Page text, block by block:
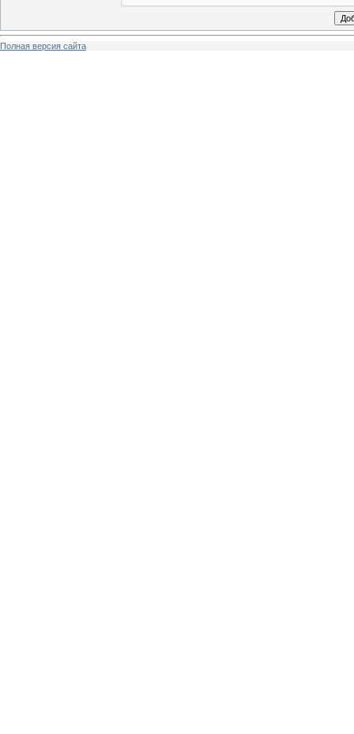
Полная версия сайта